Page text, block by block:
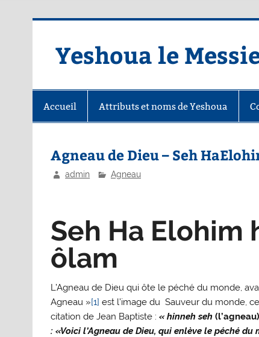
Yeshoua le
Accueil Attributs et noms de Yeshoua
Agneau de Dieu – Seh
admin Agneau
Seh Ha Elohim
ôlam
L’Agneau de Dieu qui ôte le péché du monde,
Agneau »[1] est l’image du Sauveur du monde,
citation de Jean Baptiste :« hinneh seh
:«Voici l’Agneau de Dieu, qui enlève le péché du